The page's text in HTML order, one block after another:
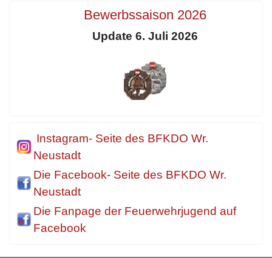
Bewerbssaison 2026
Update 6. Juli 2026
Instagram- Seite des BFKDO Wr.
Neustadt
Die Facebook- Seite des BFKDO Wr.
Neustadt
Die Fanpage der Feuerwehrjugend auf
Facebook